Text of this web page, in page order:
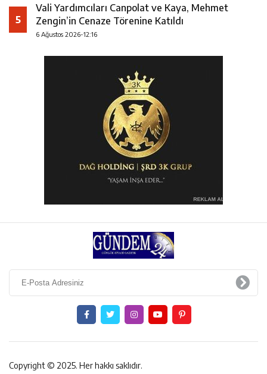
5
Vali Yardımcıları Canpolat ve Kaya, Mehmet
Zengin’in Cenaze Törenine Katıldı
6 Ağustos 2026-12:16
Copyright © 2025. Her hakkı saklıdır.